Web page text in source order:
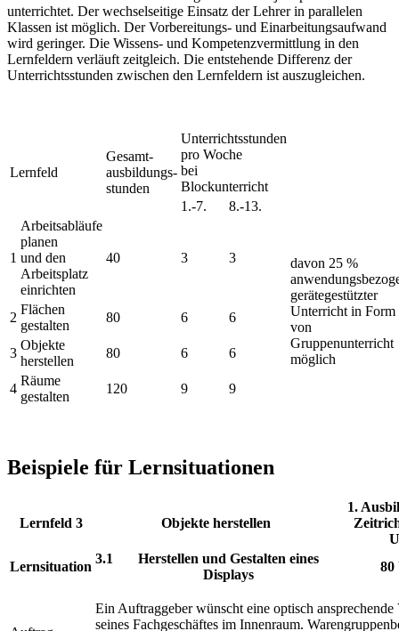
unterrichtet. Der wechselseitige Einsatz der Lehrer in parallelen
Klassen ist möglich. Der Vorbereitungs- und Einarbeitungsaufwand
wird geringer. Die Wissens- und Kompetenzvermittlung in den
Lernfeldern verläuft zeitgleich. Die entstehende Differenz der
Unterrichtsstunden zwischen den Lernfeldern ist auszugleichen.
Lernfeld
Gesamt-
ausbildungs-
stunden
Unterrichtsstunden
pro Woche
bei
Blockunterricht
1.-7.
8.-13.
1
Arbeitsabläufe
planen
und den
Arbeitsplatz
einrichten
40 3 3
davon 25 %
gerätegestützter
Unterricht in Form
von
Gruppenunterricht
möglich
2
Flächen
gestalten
80 6 6
3
Objekte
herstellen
80 6 6
4
Räume
gestalten
120 9 9
Beispiele für Lernsituationen
Lernfeld 3 Objekte herstellen
1.
Lernsituation
3.1
Herstellen und Gestalten eines
Displays
80
Ein Auftraggeber wünscht eine optisch ansprechende
seines Fachgeschäftes im Innenraum.